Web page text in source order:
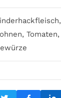
Tomaten,